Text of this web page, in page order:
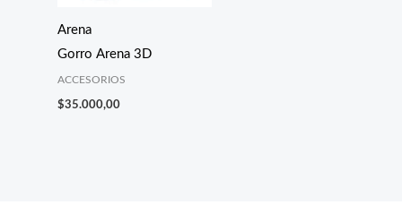
Arena
Gorro Arena 3D
ACCESORIOS
$35.000,00